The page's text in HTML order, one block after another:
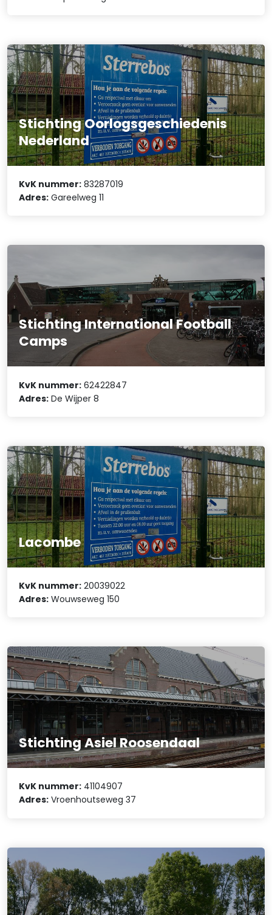
Stichting Oorlogsgeschiedenis
Nederland
KvK nummer: 83287019
Adres: Gareelweg 11
Stichting International Football
Camps
KvK nummer: 62422847
Adres: De Wijper 8
Lacombe
KvK nummer: 20039022
Adres: Wouwseweg 150
Stichting Asiel Roosendaal
KvK nummer: 41104907
Adres: Vroenhoutseweg 37